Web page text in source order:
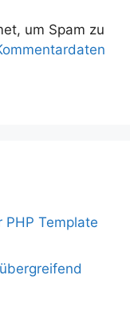
um Spam zu
Template